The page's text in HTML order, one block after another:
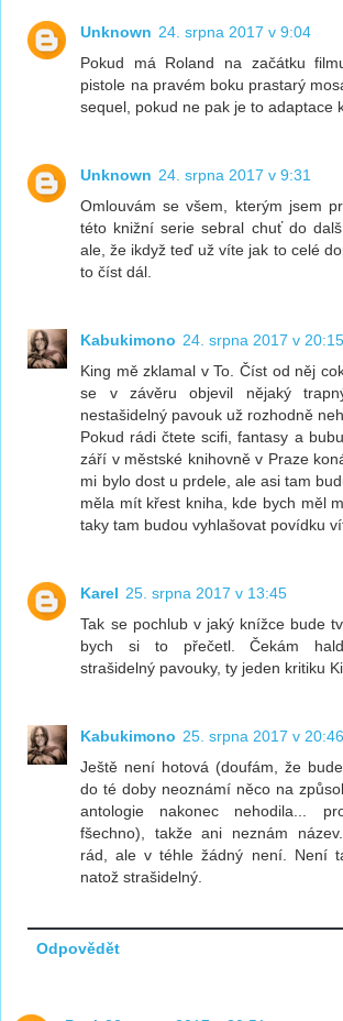
Unknown 24. srpna 2017 v 9:04
Pokud má Roland na začátku
pistole na pravém boku prastarý
sequel, pokud ne pak je to adaptace
Unknown 24. srpna 2017 v 9:31
Omlouvám se všem, kterým jsem
této knižní serie sebral chuť do
ale, že ikdyž teď už víte jak to celé
to číst dál.
Kabukimono 24. srpna 2017 v 20:15
King mě zklamal v To. Číst od něj
se v závěru objevil nějaký
nestašidelný pavouk už rozhodně
Pokud rádi čtete scifi, fantasy a
září v městské knihovně v Praze
mi bylo dost u prdele, ale asi tam
měla mít křest kniha, kde bych měl
taky tam budou vyhlašovat povídku
Karel 25. srpna 2017 v 13:45
Tak se pochlub v jaký knížce bude
bych si to přečetl. Čekám
strašidelný pavouky, ty jeden kritiku
Kabukimono 25. srpna 2017 v 20:46
Ještě není hotová (doufám, že
do té doby neoznámí něco na
antologie nakonec nehodila...
fšechno), takže ani neznám
rád, ale v téhle žádný není. Není
natož strašidelný.
Odpovědět